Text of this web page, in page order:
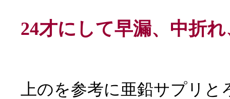
24才にして早漏、中折
上のを参考に亜鉛サプリと